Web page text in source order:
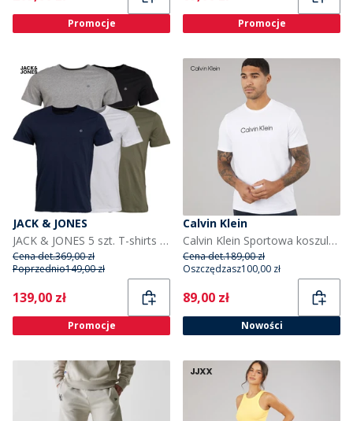
Promocje Promocje
JACK & JONES
JACK & JONES 5 szt. T-shirts dla niego kolor granatowo-biały/szary/khaki/czarny
Cena det.369,00 zł
Poprzednio149,00 zł
Current
139,00 zł
Promocje
Calvin Klein
Calvin Klein Sportowa koszulka z grafiką dla niego kolor Bright White
Cena det.189,00 zł
Oszczędzasz100,00 zł
Current
89,00 zł
Nowości